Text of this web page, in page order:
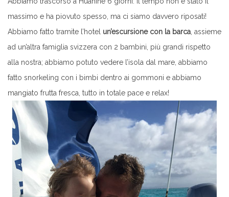
massimo e ha piovuto spesso, ma ci siamo davvero riposati!
Abbiamo fatto tramite l’hotel un’escursione con la barca , assieme
ad un’altra famiglia svizzera con 2 bambini, più grandi rispetto
alla nostra; abbiamo potuto vedere l’isola dal mare, abbiamo
fatto snorkeling con i bimbi dentro ai gommoni e abbiamo
mangiato frutta fresca, tutto in totale pace e relax!